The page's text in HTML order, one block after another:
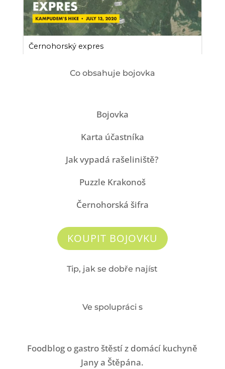
Co obsahuje bojovka
Bojovka
Karta účastníka
Jak vypadá rašeliniště?
Puzzle Krakonoš
Černohorská šifra
KOUPIT BOJOVKU
Tip, jak se dobře najíst
Ve spolupráci s
Foodblog o gastro štěstí z domácí kuchyně
Jany a Štěpána.